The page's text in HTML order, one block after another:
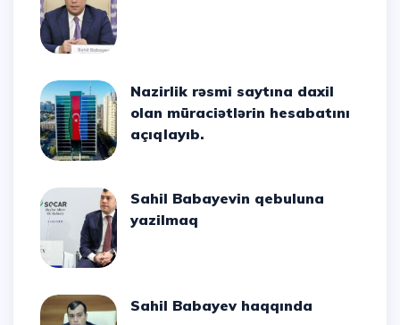
Nazirlik rəsmi saytına daxil
olan müraciətlərin hesabatını
açıqlayıb.
Sahil Babayevin qebuluna
yazilmaq
Sahil Babayev haqqında